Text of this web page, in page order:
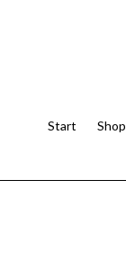
Start Shop